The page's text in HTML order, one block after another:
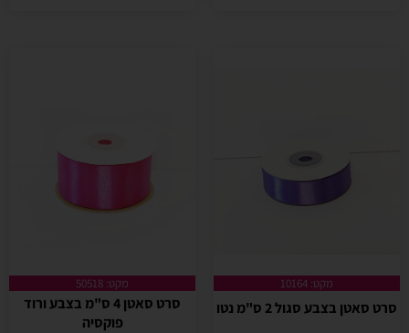
מקט: 10164
סרט סאטן בצבע סגול 2 ס"מ נטו
מקט: 50518
סרט סאטן 4 ס"מ בצבע ורוד
פוקסיה